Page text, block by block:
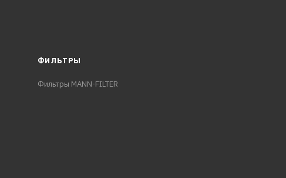
ФИЛЬТРЫ
Фильтры MANN-FILTER